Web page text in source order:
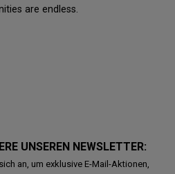
are endless.
UNSEREN NEWSLETTER:
an, um exklusive E-Mail-Aktionen,